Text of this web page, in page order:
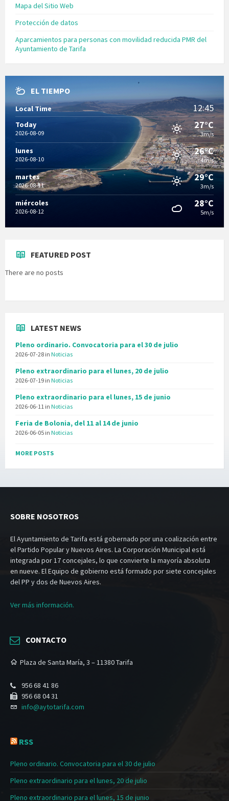
Mapa del Sitio Web
Protección de datos
Aparcamientos para personas con movilidad reducida PMR del
Ayuntamiento de Tarifa
EL TIEMPO
Local Time 12:45
Today
2026-08-09
27°C
3m/s
lunes
2026-08-10
26°C
4m/s
martes
2026-08-11
29°C
3m/s
miércoles
2026-08-12
28°C
5m/s
FEATURED POST
There are no posts
LATEST NEWS
Pleno ordinario. Convocatoria para el 30 de julio
2026-07-28 in Noticias
Pleno extraordinario para el lunes, 20 de julio
2026-07-19 in Noticias
Pleno extraordinario para el lunes, 15 de junio
2026-06-11 in Noticias
Feria de Bolonia, del 11 al 14 de junio
2026-06-05 in Noticias
MORE POSTS
SOBRE NOSOTROS
El Ayuntamiento de Tarifa está gobernado por una coalización entre
el Partido Popular y Nuevos Aires. La Corporación Municipal está
integrada por 17 concejales, lo que convierte la mayoría absoluta
en nueve. El Equipo de gobierno está formado por siete concejales
del PP y dos de Nuevos Aires.
Ver más información.
CONTACTO
Plaza de Santa María, 3 – 11380 Tarifa
956 68 41 86
956 68 04 31
info@aytotarifa.com
RSS
Pleno ordinario. Convocatoria para el 30 de julio
Pleno extraordinario para el lunes, 20 de julio
Pleno extraordinario para el lunes, 15 de junio